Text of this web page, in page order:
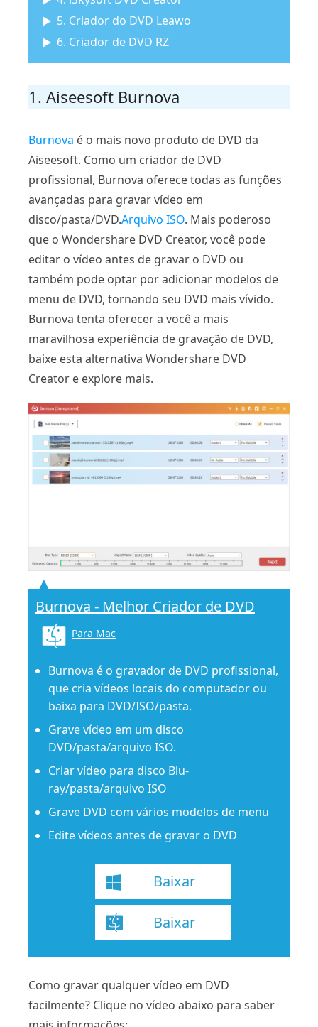
5. Criador do DVD Leawo
6. Criador de DVD RZ
1. Aiseesoft Burnova
Burnova é o mais novo produto de DVD da
Aiseesoft. Como um criador de DVD
profissional, Burnova oferece todas as funções
avançadas para gravar vídeo em
disco/pasta/DVD.Arquivo ISO. Mais poderoso
que o Wondershare DVD Creator, você pode
editar o vídeo antes de gravar o DVD ou
também pode optar por adicionar modelos de
menu de DVD, tornando seu DVD mais vívido.
Burnova tenta oferecer a você a mais
maravilhosa experiência de gravação de DVD,
baixe esta alternativa Wondershare DVD
Creator e explore mais.
Burnova - Melhor Criador de DVD
Para Mac
Burnova é o gravador de DVD profissional,
que cria vídeos locais do computador ou
baixa para DVD/ISO/pasta.
Grave vídeo em um disco
DVD/pasta/arquivo ISO.
Criar vídeo para disco Blu-
ray/pasta/arquivo ISO
Grave DVD com vários modelos de menu
Edite vídeos antes de gravar o DVD
Baixar
Baixar
Como gravar qualquer vídeo em DVD
facilmente? Clique no vídeo abaixo para saber